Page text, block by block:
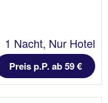
1 Nacht, Nur Hotel
Preis p.P. ab 59 €